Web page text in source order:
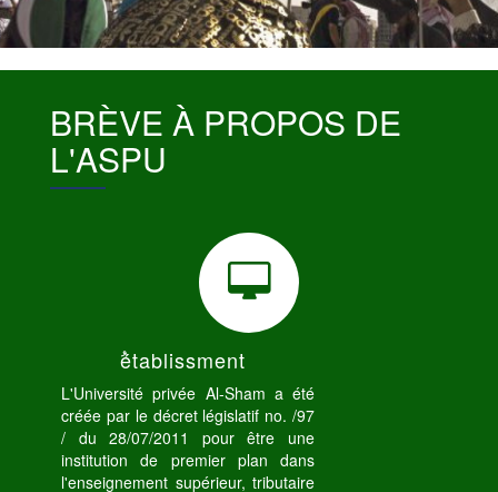
BRÈVE À PROPOS DE
L'ASPU
ُétablissment
L'Université privée Al-Sham a été
créée par le décret législatif no. /97
/ du 28/07/2011 pour être une
institution de premier plan dans
l'enseignement supérieur, tributaire